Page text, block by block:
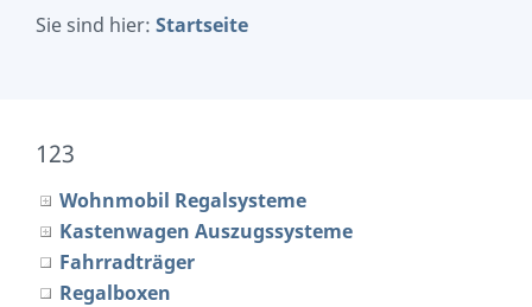
Sie sind hier: Startseite
123
Wohnmobil Regalsysteme
Kastenwagen Auszugssysteme
Fahrradträger
Regalboxen